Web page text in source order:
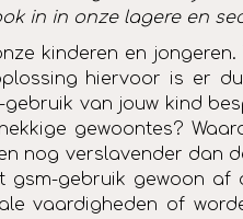
in in onze lagere en
kinderen en
hiervoor is er
van jouw kind
gewoontes?
nog verslavender dan
gebruik gewoon
vaardigheden of